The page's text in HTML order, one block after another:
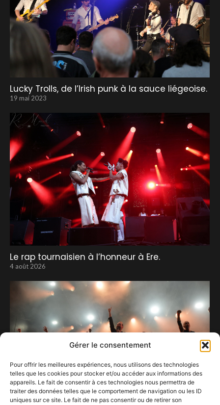
Gérer le consentement
Pour offrir les meilleures expériences, nous utilisons des technologies
telles que les cookies pour stocker et/ou accéder aux informations des
appareils. Le fait de consentir à ces technologies nous permettra de
traiter des données telles que le comportement de navigation ou les ID
uniques sur ce site. Le fait de ne pas consentir ou de retirer son
Lucky Trolls, de l’Irish punk à la sauce liégeoise.
19 mai 2023
Le rap tournaisien à l’honneur à Ere.
4 août 2026